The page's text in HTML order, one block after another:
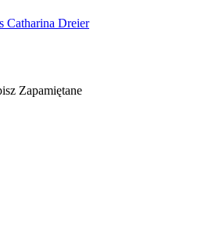
Catharina Dreier
Zapamiętane